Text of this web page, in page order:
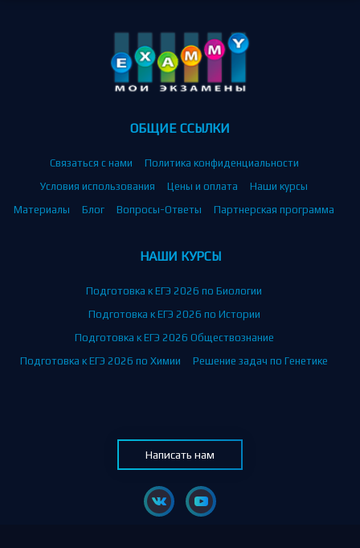
ОБЩИЕ ССЫЛКИ
Связаться с нами
Политика конфиденциальности
Условия использования
Цены и оплата
Наши курсы
Материалы
Блог Вопросы-Ответы Партнерская программа
НАШИ КУРСЫ
Подготовка к ЕГЭ 2026 по Биологии
Подготовка к ЕГЭ 2026 по Истории
Подготовка к ЕГЭ 2026 Обществознание
Подготовка к ЕГЭ 2026 по Химии
Решение задач по Генетике
Написать нам